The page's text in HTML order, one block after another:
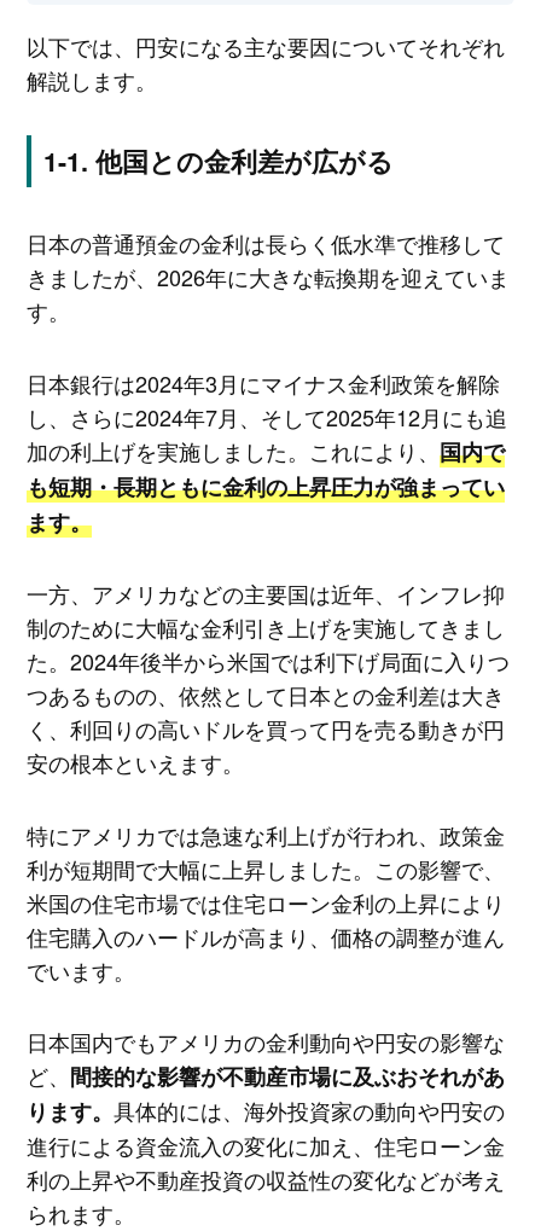
以下では、円安になる主な要因についてそれぞれ
解説します。
他国との金利差が広がる
日本の普通預金の金利は長らく低水準で推移して
きましたが、2026年に大きな転換期を迎えていま
す。
日本銀行は2024年3月にマイナス金利政策を解除
し、さらに2024年7月、そして2025年12月にも追
加の利上げを実施しました。これにより、 国内で
も短期・長期ともに金利の上昇圧力が強まってい
ます。
一方、アメリカなどの主要国は近年、インフレ抑
制のために大幅な金利引き上げを実施してきまし
た。2024年後半から米国では利下げ局面に入りつ
つあるものの、依然として日本との金利差は大き
く、利回りの高いドルを買って円を売る動きが円
安の根本といえます。
特にアメリカでは急速な利上げが行われ、政策金
利が短期間で大幅に上昇しました。この影響で、
米国の住宅市場では住宅ローン金利の上昇により
住宅購入のハードルが高まり、価格の調整が進ん
でいます。
日本国内でもアメリカの金利動向や円安の影響な
ど、 間接的な影響が不動産市場に及ぶおそれがあ
ります。 具体的には、海外投資家の動向や円安の
進行による資金流入の変化に加え、住宅ローン金
利の上昇や不動産投資の収益性の変化などが考え
られます。